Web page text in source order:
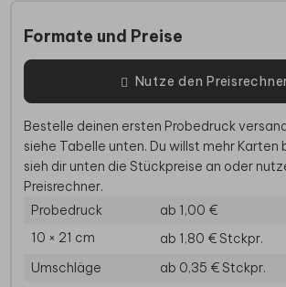
Formate und Preise
Nutze den
Bestelle deinen ersten Probedruck
siehe Tabelle unten. Du willst mehr Karten
sieh dir unten die Stückpreise an oder
Preisrechner.
Probedruck
ab 1,00 €
10 × 21 cm
ab 1,80 €Stckpr.
Umschläge
ab 0,35 €Stckpr.